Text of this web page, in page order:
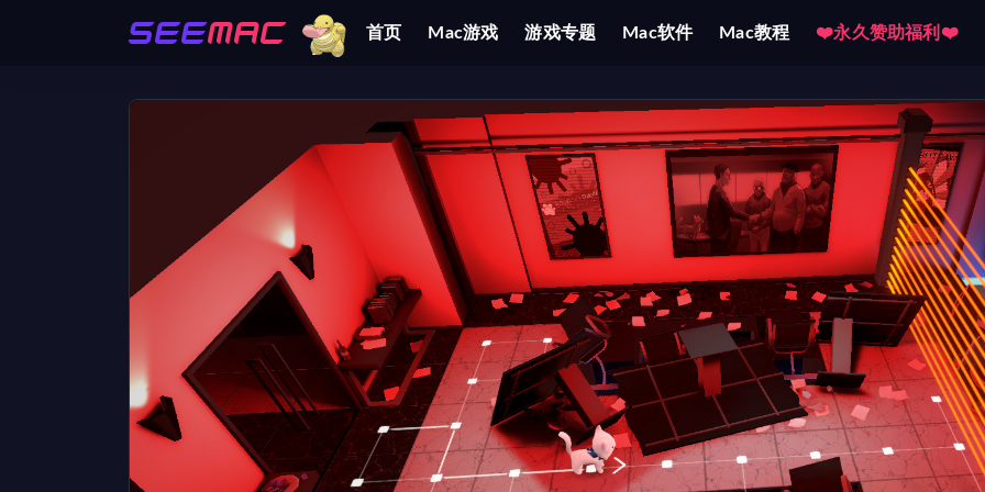
首页 Mac游戏 游戏专题 Mac软件 Mac教程
❤️永久赞助福利❤️